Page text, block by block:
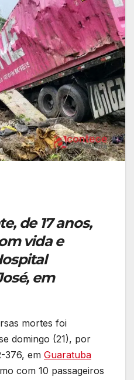
de 17 anos,
vida e
em
mortes foi
domingo (21), por
376, em Guaratuba
com 10 passageiros